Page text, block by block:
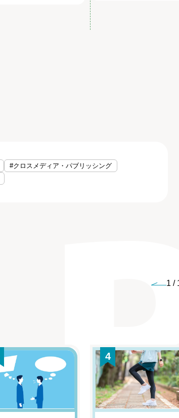
#クロスメディア・パブリッシング
1 /
4